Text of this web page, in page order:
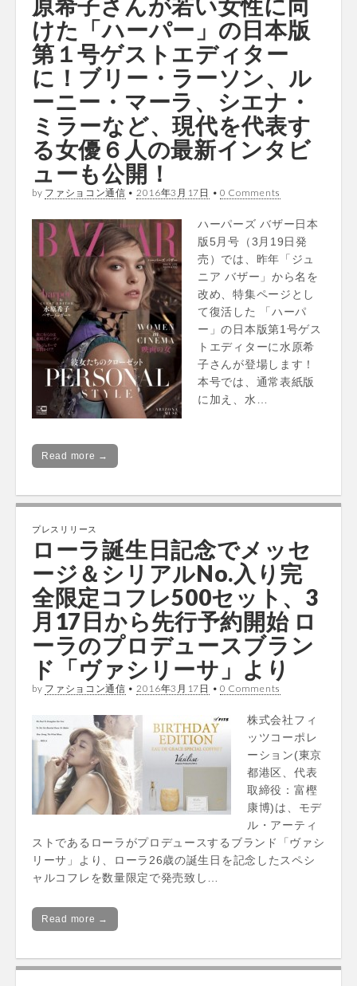
原希子さんが若い女性に向
けた「ハーパー」の日本版
第１号ゲストエディター
に！ブリー・ラーソン、ル
ーニー・マーラ、シエナ・
ミラーなど、現代を代表す
る女優６人の最新インタビ
ューも公開！
by ファショコン通信 • 2016年3月17日 • 0 Comments
ハーパーズ バザー日本
版5月号（3月19日発
売）では、昨年「ジュ
ニア バザー」から名を
改め、特集ページとし
て復活した 「ハーパ
ー」の日本版第1号ゲス
トエディターに水原希
子さんが登場します！
本号では、通常表紙版
に加え、水…
Read more →
プレスリリース
ローラ誕生日記念でメッセ
ージ＆シリアルNo.入り完
全限定コフレ500セット、3
月17日から先行予約開始 ロ
ーラのプロデュースブラン
ド「ヴァシリーサ」より
by ファショコン通信 • 2016年3月17日 • 0 Comments
株式会社フィ
ッツコーポレ
ーション(東京
都港区、代表
取締役：富樫
康博)は、モデ
ル・アーティ
ストであるローラがプロデュースするブランド「ヴァシ
リーサ」より、ローラ26歳の誕生日を記念したスペシ
ャルコフレを数量限定で発売致し…
Read more →